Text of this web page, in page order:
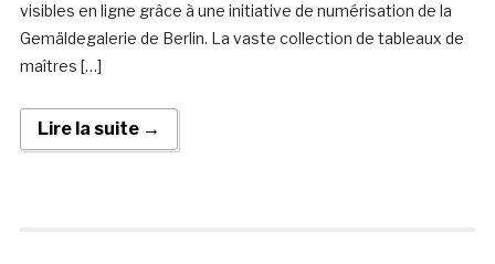
visibles en ligne grâce à une initiative de numérisation de la
Gemäldegalerie de Berlin. La vaste collection de tableaux de
maîtres […]
Lire la suite →